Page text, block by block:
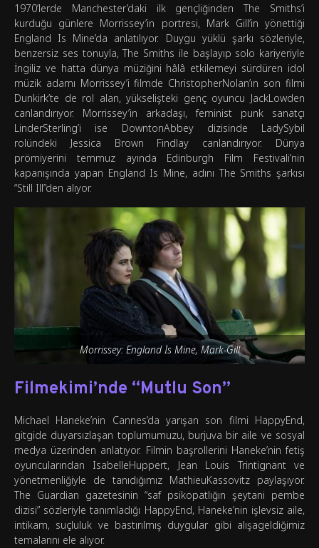
1970’lerde Manchester’daki ilk gençliğinden The Smiths’i
kurduğu günlere Morrissey’in portresi, Mark Gill’in yönettiği
England Is Mine’da anlatılıyor. Duygu yüklü şarkı sözleriyle,
benzersiz ses tonuyla, The Smiths ile başlayıp solo kariyeriyle
İngiliz ve hatta dünya müziğini hâlâ etkilemeyi sürdüren idol
müzik adamı Morrissey’i filmde ChristopherNolan’ın son filmi
Dunkirk’te de rol alan, yükselişteki genç oyuncu JackLowden
canlandırıyor. Morrissey’in arkadaşı, feminist punk sanatçı
LinderSterling’i ise DowntonAbbey dizisinde LadySybil
rolündeki Jessica Brown Findlay canlandırıyor. Dünya
prömiyerini temmuz ayında Edinburgh Film Festivali’nin
kapanışında yapan England Is Mine, adını The Smiths şarkısı
“Still Ill”den alıyor.
Morrissey: England Is Mine, Mark-Gill
Filmekimi’nde “Mutlu Son”
Michael Haneke’nin Cannes’da yarışan son filmi HappyEnd,
gitgide duyarsızlaşan toplumumuzu, burjuva bir aile ve sosyal
medya üzerinden anlatıyor. Filmin başrollerini Haneke’nin fetiş
oyuncularından IsabelleHuppert, Jean Louis Trintignant ve
yönetmenliğiyle de tanıdığımız MathieuKassovitz paylaşıyor.
The Guardian gazetesinin “saf psikopatlığın şeytani pembe
dizisi” sözleriyle tanımladığı HappyEnd, Haneke’nin işlevsiz aile,
intikam, suçluluk ve bastırılmış duygular gibi alışageldiğimiz
temalarını ele alıyor.